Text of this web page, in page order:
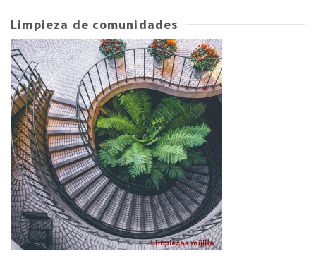
Limpieza de comunidades